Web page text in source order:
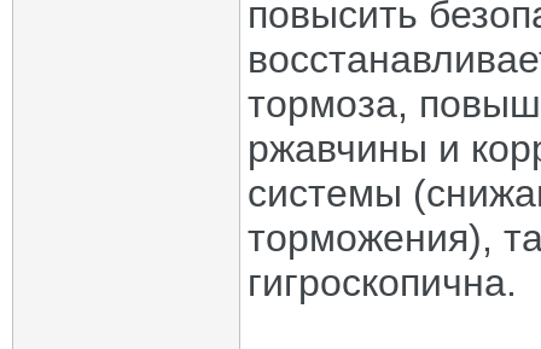
повысить
тормоза,
ржавчины и
системы
торможения),
гигроскопична.